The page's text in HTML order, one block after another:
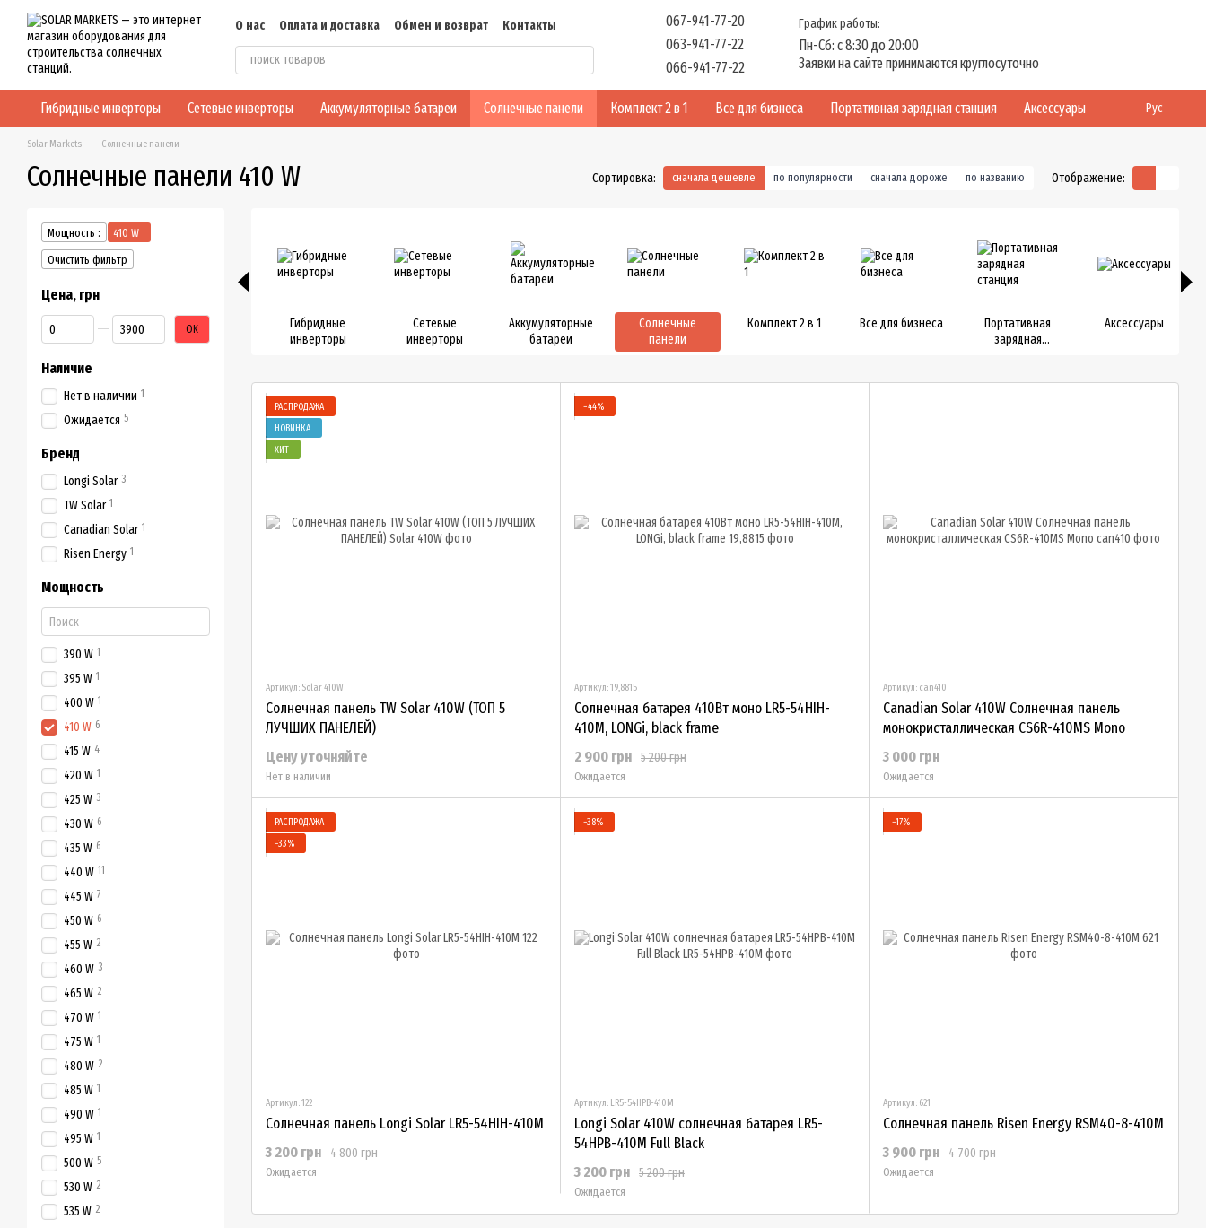
Перейти к основному контенту
О нас Оплата и доставка Обмен и возврат
Контакты
Блог
Конфиденциальность Отзывы
067-941-77-20
063-941-77-22
066-941-77-22
График работы:
Пн-Сб: с 8:30 до 20:00
Заявки на сайте принимаются круглосуточно
Гибридные инверторы Сетевые инверторы Аккумуляторные батареи Солнечные панели Комплект 2 в 1 Все для бизнеса Портативная зарядная станция Аксессуары Рус
Solar Markets Солнечные панели
Солнечные панели 410 W Сортировка: сначала дешевле по популярности сначала дороже по названию Отображение:
Гибридные
инверторы
Сетевые
инверторы
Аккумуляторные
батареи
Солнечные
панели
Комплект 2 в 1 Все для бизнеса
Портативная
зарядная
Аксессуары
РАСПРОДАЖА
НОВИНКА
ХИТ
Артикул: Solar 410W
Солнечная панель TW Solar 410W (ТОП 5
ЛУЧШИХ ПАНЕЛЕЙ)
Цену уточняйте
Нет в наличии
−44%
Артикул: 19,8815
Солнечная батарея 410Вт моно LR5-54HIH-
410M, LONGi, black frame
5 200 грн
2 900 грн
Ожидается
Артикул: can410
Canadian Solar 410W Солнечная панель
монокристаллическая CS6R-410MS Mono
3 000 грн
Ожидается
РАСПРОДАЖА
−33%
Артикул: 122
Солнечная панель Longi Solar LR5-54HIH-410M
4 800 грн
3 200 грн
Ожидается
−38%
Артикул: LR5-54HPB-410M
Longi Solar 410W солнечная батарея LR5-
54HPB-410M Full Black
5 200 грн
3 200 грн
Ожидается
−17%
Артикул: 621
Солнечная панель Risen Energy RSM40-8-410M
4 700 грн
3 900 грн
Ожидается
Мощность :
410 W
Очистить фильтр
Цена, грн
От Цена, грн
До Цена, грн OK
Наличие
Нет в наличии 1
Ожидается 5
Бренд
Longi Solar 3
TW Solar 1
Canadian Solar 1
Risen Energy 1
Мощность
390 W 1
395 W 1
400 W 1
410 W 6
415 W 4
420 W 1
425 W 3
430 W 6
435 W 6
440 W 11
445 W 7
450 W 6
455 W 2
460 W 3
465 W 2
470 W 1
475 W 1
480 W 2
485 W 1
490 W 1
495 W 1
500 W 5
530 W 2
535 W 2